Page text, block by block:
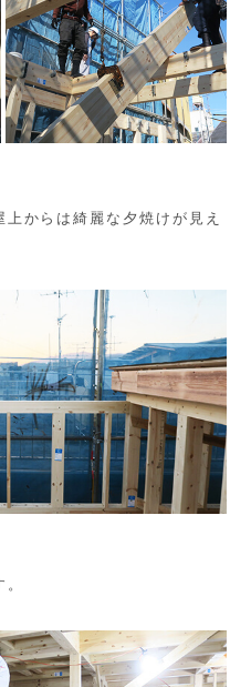
からは綺麗な夕焼けが見え